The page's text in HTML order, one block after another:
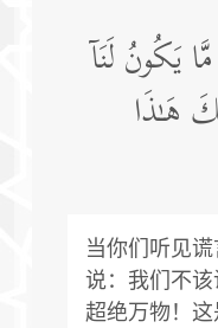
یَكُونُ لَنَاۤ
هَـٰذَا
当你们听见
说：我们不该
超绝万物！这